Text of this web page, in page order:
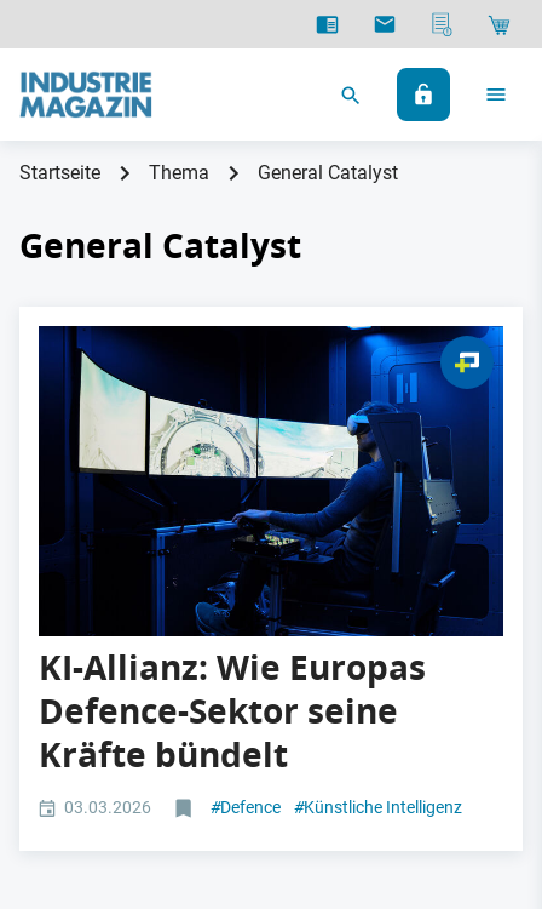
Startseite Thema General Catalyst
General Catalyst
KI-Allianz: Wie Europas
Defence-Sektor seine
Kräfte bündelt
03.03.2026 #Defence #Künstliche Intelligenz